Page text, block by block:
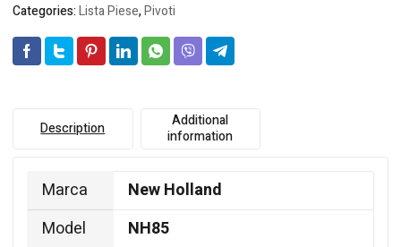
Categories:Lista Piese,Pivoti
Description
Additional
information
Marca
New Holland
Model
NH85